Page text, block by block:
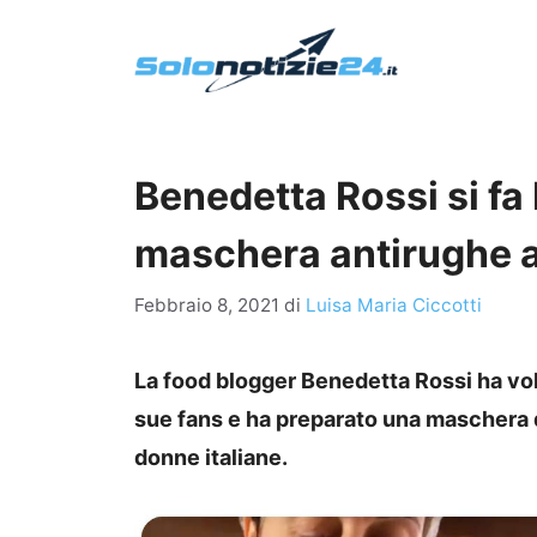
Benedetta Rossi si
maschera antirughe
Febbraio 8, 2021 di Luisa Maria Ciccotti
La food blogger Benedetta Rossi ha
sue fans e ha preparato una
donne italiane.